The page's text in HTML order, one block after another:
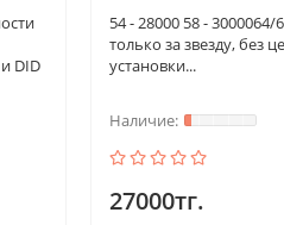
DID
54 - 28000 58 -
только за звезду, без
установки...
27000тг.